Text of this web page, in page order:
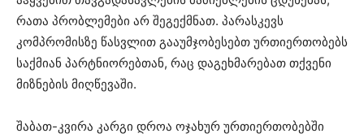
რათა პრობლემები არ შეგექმნათ. პარასკევს
კომპრომისზე წასვლით გააუმჯობესებთ ურთიერთობებს
საქმიან პარტნიორებთან, რაც დაგეხმარებათ თქვენი
მიზნების მიღწევაში.
შაბათ-კვირა კარგი დროა ოჯახურ ურთიერთობებში